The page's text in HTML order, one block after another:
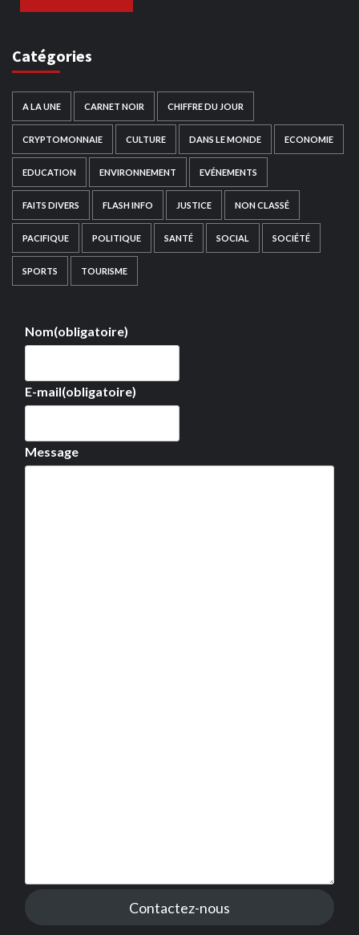
Catégories
A LA UNE CARNET NOIR CHIFFRE DU JOUR
CRYPTOMONNAIE CULTURE DANS LE MONDE ECONOMIE
EDUCATION ENVIRONNEMENT EVÉNEMENTS
FAITS DIVERS FLASH INFO JUSTICE NON CLASSÉ
PACIFIQUE POLITIQUE SANTÉ SOCIAL SOCIÉTÉ
SPORTS TOURISME
Nom(obligatoire)
E-mail(obligatoire)
Message
Contactez-nous